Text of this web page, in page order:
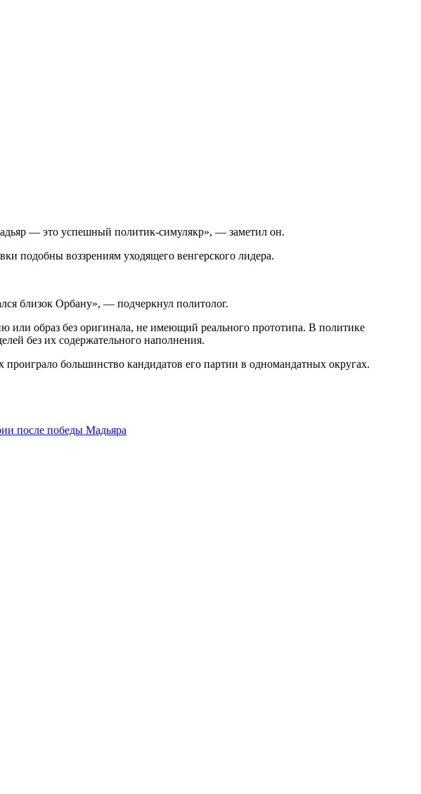
— это успешный политик-симулякр», — заметил он.
подобны воззрениям уходящего венгерского лидера.
близок Орбану», — подчеркнул политолог.
образ без оригинала, не имеющий реального прототипа. В политике
без их содержательного наполнения.
большинство кандидатов его партии в одномандатных округах.
после победы Мадьяра